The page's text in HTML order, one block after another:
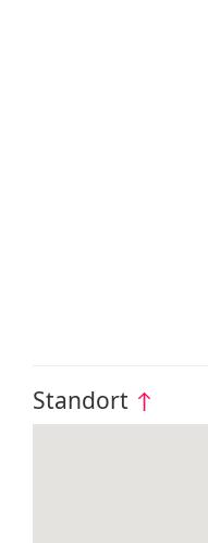
Standort ↑